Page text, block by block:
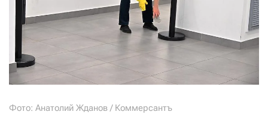
Фото: Анатолий Жданов / Коммерсантъ